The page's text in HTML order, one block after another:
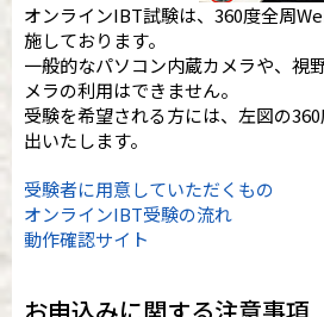
オンラインIBT試験は、360度全周
施しております。
一般的なパソコン内蔵カメラや、視
メラの利用はできません。
受験を希望される方には、左図の
出いたします。
受験者に用意していただくもの
オンラインIBT受験の流れ
動作確認サイト